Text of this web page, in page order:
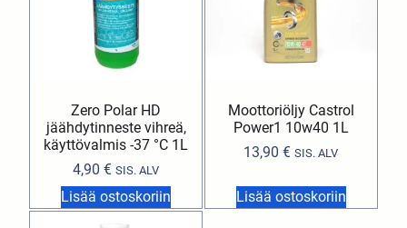
Zero Polar HD
jäähdytinneste vihreä,
käyttövalmis -37 °C 1L
4,90€ SIS. ALV
Lisää ostoskoriin
Moottoriöljy Castrol
Power1 10w40 1L
13,90€ SIS. ALV
Lisää ostoskoriin